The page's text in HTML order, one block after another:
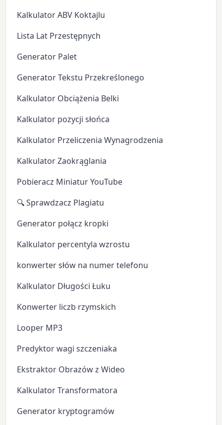
Kalkulator ABV Koktajlu
Lista Lat Przestępnych
Generator Palet
Generator Tekstu Przekreślonego
Kalkulator Obciążenia Belki
Kalkulator pozycji słońca
Kalkulator Przeliczenia Wynagrodzenia
Kalkulator Zaokrąglania
Pobieracz Miniatur YouTube
🔍 Sprawdzacz Plagiatu
Generator połącz kropki
Kalkulator percentyla wzrostu
konwerter słów na numer telefonu
Kalkulator Długości Łuku
Konwerter liczb rzymskich
Looper MP3
Predyktor wagi szczeniaka
Ekstraktor Obrazów z Wideo
Kalkulator Transformatora
Generator kryptogramów